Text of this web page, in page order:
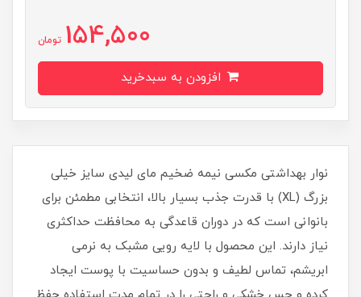
154,500 تومان
نوار بهداشتی مکسی نیمه ضخیم مای لیدی سایز خیلی
بزرگ (XL) با قدرت جذب بسیار بالا، انتخابی مطمئن برای
بانوانی است که در دوران قاعدگی به محافظت حداکثری
نیاز دارند. این محصول با لایه رویی مشبک به نرمی
ابریشم، تماس لطیف و بدون حساسیت با پوست ایجاد